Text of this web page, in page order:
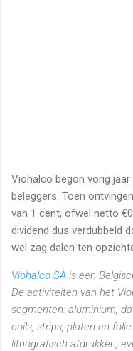
Viohalco begon vorig
beleggers. Toen
van 1 cent, ofwel netto
dividend dus verdubbeld
wel zag dalen ten
Viohalco SA is een
De activiteiten van het
segmenten: aluminium,
coils, strips, platen en
lithografisch afdrukken,